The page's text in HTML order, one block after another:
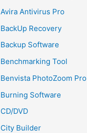
Avira Antivirus Pro
BackUp Recovery
Backup Software
Benchmarking Tool
Benvista PhotoZoom Pro
Burning Software
CD/DVD
City Builder